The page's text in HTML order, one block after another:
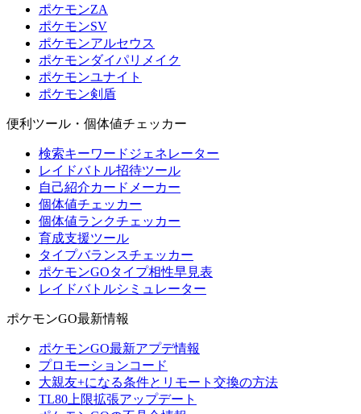
ポケモンZA
ポケモンSV
ポケモンアルセウス
ポケモンダイパリメイク
ポケモンユナイト
ポケモン剣盾
便利ツール・個体値チェッカー
検索キーワードジェネレーター
レイドバトル招待ツール
自己紹介カードメーカー
個体値チェッカー
個体値ランクチェッカー
育成支援ツール
タイプバランスチェッカー
ポケモンGOタイプ相性早見表
レイドバトルシミュレーター
ポケモンGO最新情報
ポケモンGO最新アプデ情報
プロモーションコード
大親友+になる条件とリモート交換の方法
TL80上限拡張アップデート